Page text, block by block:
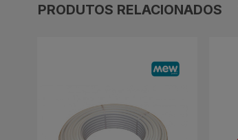
PRODUTOS RELACIONADOS